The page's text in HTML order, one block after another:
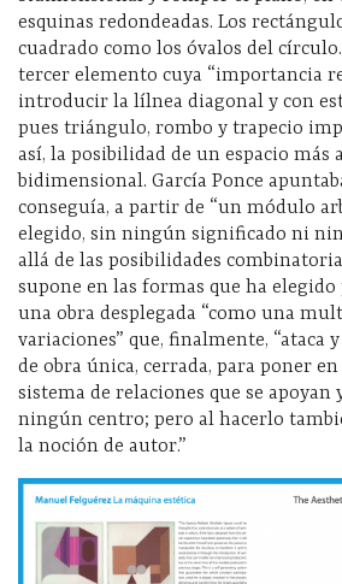
esquinas redondeadas. Los
cuadrado como los óvalos del
tercer elemento cuya “importancia
introducir la lílnea diagonal y con
pues triángulo, rombo y trapecio
así, la posibilidad de un espacio más
bidimensional. García Ponce
conseguía, a partir de “un módulo
elegido, sin ningún significado ni
allá de las posibilidades
supone en las formas que ha
una obra desplegada “como una
variaciones” que, finalmente, “ataca
de obra única, cerrada, para poner
sistema de relaciones que se
ningún centro; pero al hacerlo
la noción de autor.”